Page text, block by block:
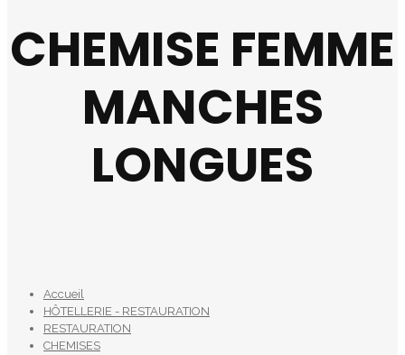
CHEMISE FEMME
MANCHES
LONGUES
Accueil
HÔTELLERIE - RESTAURATION
RESTAURATION
CHEMISES